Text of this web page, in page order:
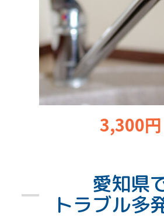
3,300円
愛知県
トラブル多